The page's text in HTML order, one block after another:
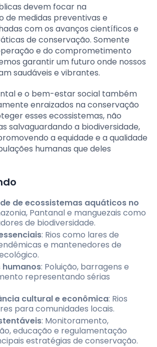
devem focar na
de medidas preventivas e
com os avanços científicos e
de conservação. Somente
e do comprometimento
garantir um futuro onde nossos
saudáveis e vibrantes.
e o bem-estar social também
enraizados na conservação
esses ecossistemas, não
salvaguardando a biodiversidade,
a equidade e a qualidade
humanas que deles
de ecossistemas aquáticos no
Pantanal e manguezais como
de biodiversidade.
: Rios como lares de
e mantenedores de
: Poluição, barragens e
representando sérias
cultural e econômica: Rios
para comunidades locais.
: Monitoramento,
educação e regulamentação
estratégias de conservação.